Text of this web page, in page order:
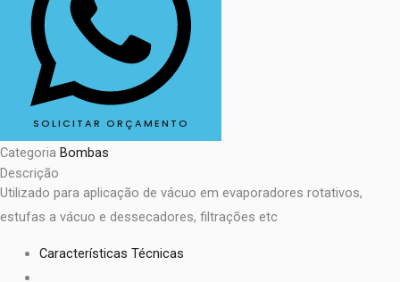
SOLICITAR ORÇAMENTO
Categoria Bombas
Descrição
Utilizado para aplicação de vácuo em evaporadores rotativos,
estufas a vácuo e dessecadores, filtrações etc
Características Técnicas